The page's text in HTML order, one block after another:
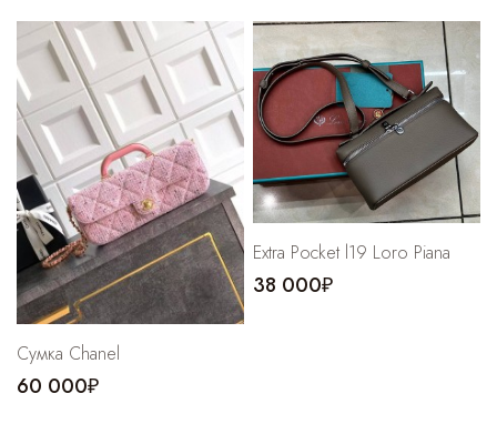
Сумка Chanel
60 000₽
Extra Pocket l19 Loro Piana
38 000₽